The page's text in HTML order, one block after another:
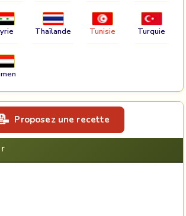
Thaïlande Tunisie Turquie
Proposez une recette